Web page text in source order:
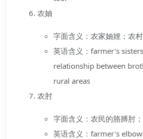
农妯
字面含义：农家妯娌；农
英语含义：farmer's
relationship between
rural areas
农肘
字面含义：农民的胳膊肘
英语含义：farmer's